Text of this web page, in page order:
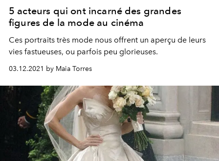
5 acteurs qui ont incarné des grandes
figures de la mode au cinéma
Ces portraits très mode nous offrent un aperçu de leurs
vies fastueuses, ou parfois peu glorieuses.
03.12.2021 by Maia Torres